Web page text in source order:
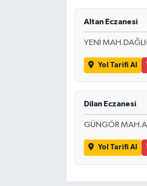
Altan Eczanesi
YENİ
Yol Tarifi Al
Dilan Eczanesi
GÜNGÖR
Yol Tarifi Al